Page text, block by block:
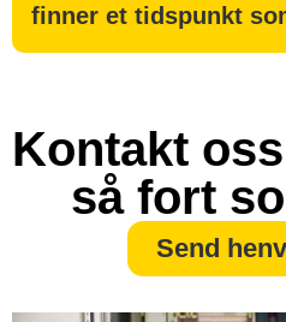
finner et tidspunkt
Kontakt
så fort
Send